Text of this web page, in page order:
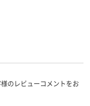
のレビューコメントをお